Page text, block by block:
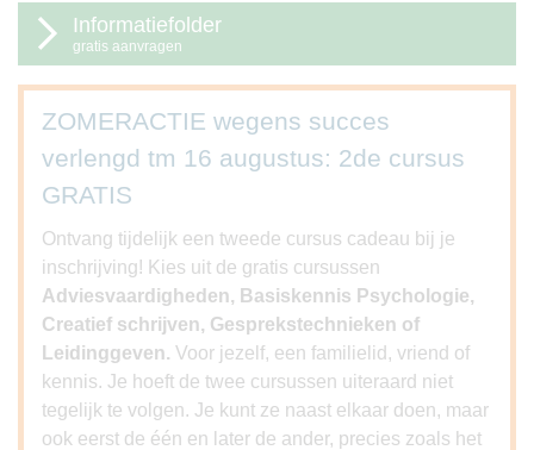
Informatiefolder
gratis aanvragen
ZOMERACTIE wegens succes
verlengd tm 16 augustus: 2de cursus
GRATIS
Ontvang tijdelijk een tweede cursus cadeau bij je
inschrijving! Kies uit de gratis cursussen
Adviesvaardigheden, Basiskennis Psychologie,
Creatief schrijven, Gesprekstechnieken of
Leidinggeven. Voor jezelf, een familielid, vriend of
kennis. Je hoeft de twee cursussen uiteraard niet
tegelijk te volgen. Je kunt ze naast elkaar doen, maar
ook eerst de één en later de ander, precies zoals het